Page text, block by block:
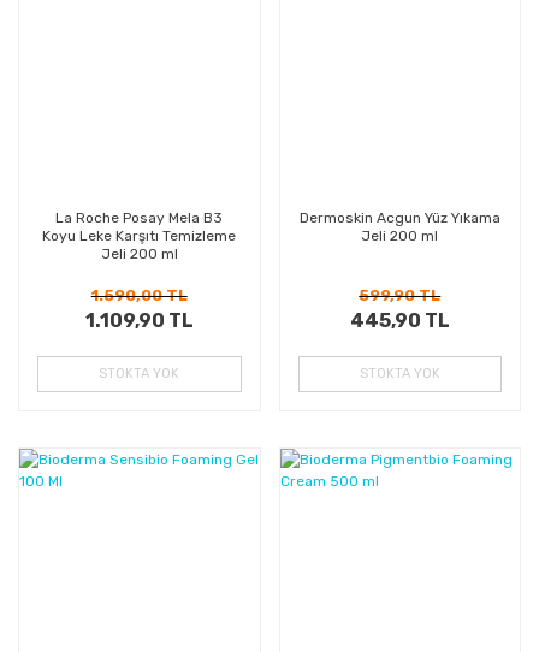
La Roche Posay Mela B3
Koyu Leke Karşıtı Temizleme
Jeli 200 ml
1.590,00 TL
1.109,90 TL
STOKTA YOK
Dermoskin Acgun Yüz Yıkama
Jeli 200 ml
599,90 TL
445,90 TL
STOKTA YOK